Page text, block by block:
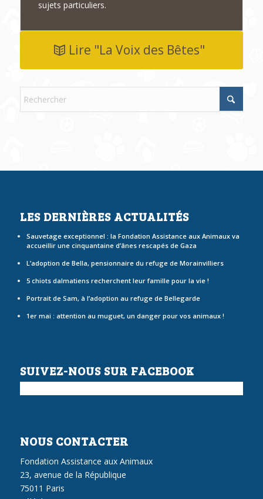
sujets particuliers.
Lire "La Voix des Bêtes"
LES DERNIÈRES ACTUALITÉS
Sauvetage exceptionnel : la Fondation Assistance aux Animaux va
accueillir une cinquantaine d’ânes rescapés de Gaza
L’adoption de Bella, pensionnaire du refuge de Morainvilliers
5 chiots dalmatiens recherchent leur famille pour la vie !
Portrait de Sam, à l’adoption au refuge de Bellegarde
1er mai : attention au muguet, un danger pour vos animaux !
SUIVEZ-NOUS SUR FACEBOOK
NOUS CONTACTER
Fondation Assistance aux Animaux
23, avenue de la République
75011 Paris